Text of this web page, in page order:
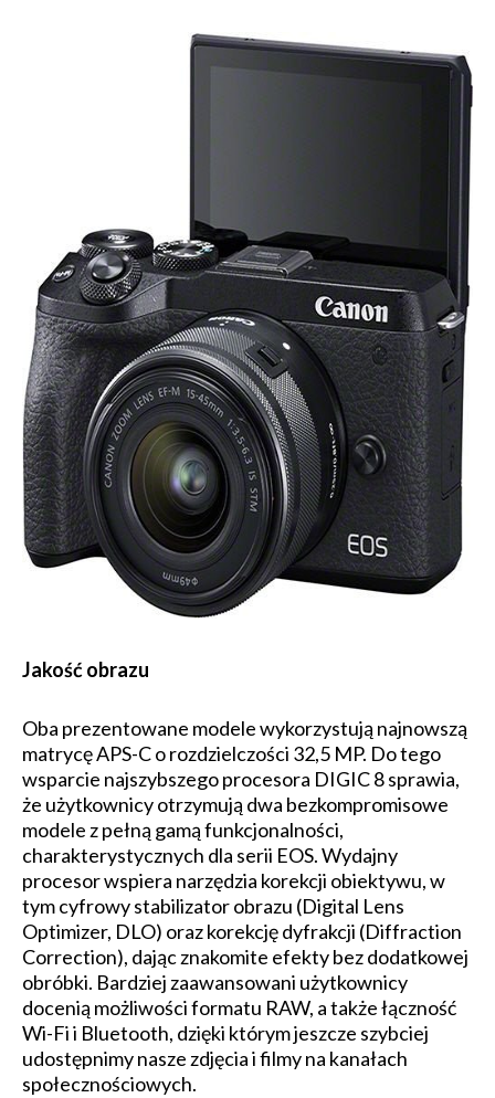
Jakość obrazu
Oba prezentowane modele wykorzystują najnowszą
matrycę APS-C o rozdzielczości 32,5 MP. Do tego
wsparcie najszybszego procesora DIGIC 8 sprawia,
że użytkownicy otrzymują dwa bezkompromisowe
modele z pełną gamą funkcjonalności,
charakterystycznych dla serii EOS. Wydajny
procesor wspiera narzędzia korekcji obiektywu, w
tym cyfrowy stabilizator obrazu (Digital Lens
Optimizer, DLO) oraz korekcję dyfrakcji (Diffraction
Correction), dając znakomite efekty bez dodatkowej
obróbki. Bardziej zaawansowani użytkownicy
docenią możliwości formatu RAW, a także łączność
Wi-Fi i Bluetooth, dzięki którym jeszcze szybciej
udostępnimy nasze zdjęcia i filmy na kanałach
społecznościowych.